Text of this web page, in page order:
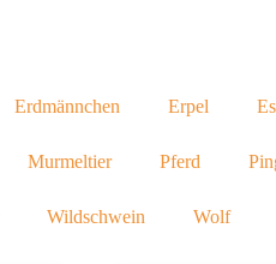
Erdmännchen Erpel
Murmeltier Pferd
Wildschwein Wolf